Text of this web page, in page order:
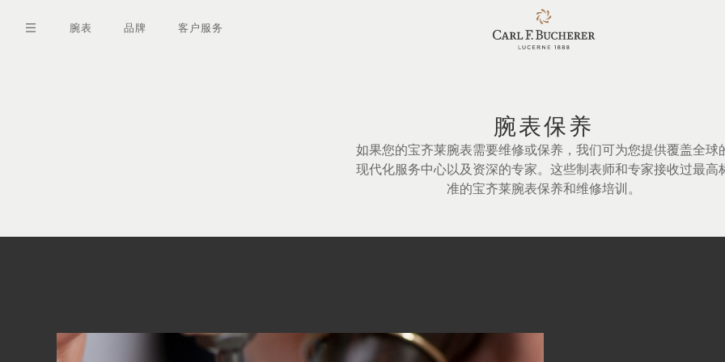
腕表 品牌 客户服务
腕表保养
如果您的宝齐莱腕表需要维修或保养，我们可为您提供覆盖全球
现代化服务中心以及资深的专家。这些制表师和专家接收过最高
准的宝齐莱腕表保养和维修培训。